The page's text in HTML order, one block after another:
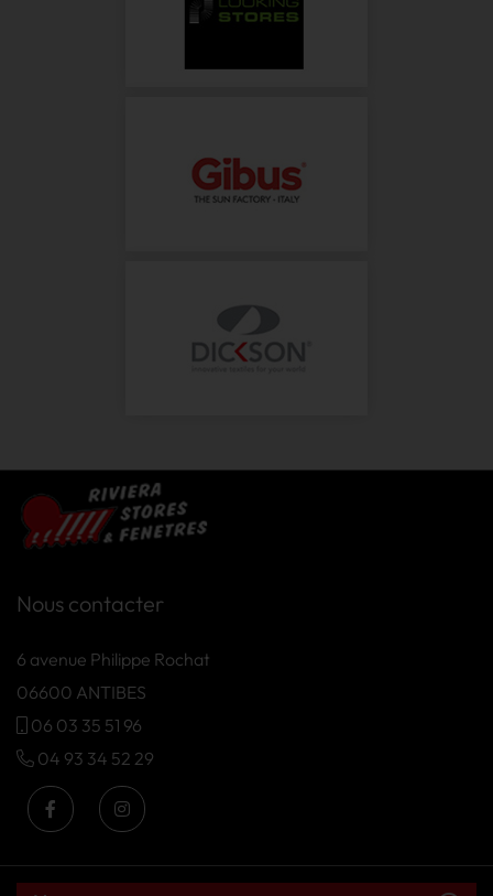
Nous contacter
6 avenue Philippe Rochat
06600 ANTIBES
06 03 35 51 96
04 93 34 52 29